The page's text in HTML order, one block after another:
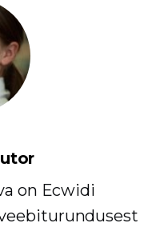
on Ecwidi